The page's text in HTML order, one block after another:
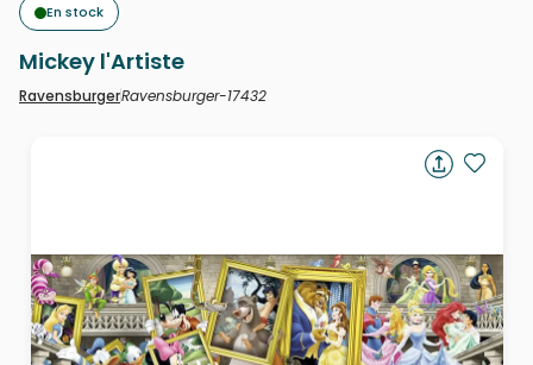
En stock
Mickey l'Artiste
RavensburgerRavensburger-17432